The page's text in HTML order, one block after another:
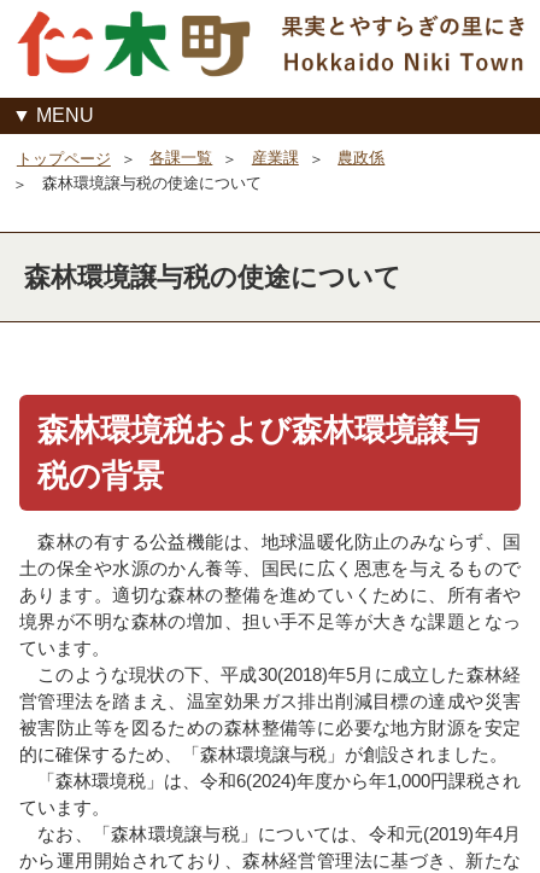
MENU
トップページ 各課一覧 産業課
農政係
森林環境譲与税の使途について
森林環境譲与税の使途について
森林環境税および森林環境譲与
税の背景
森林の有する公益機能は、地球温暖化防止のみならず、国
土の保全や水源のかん養等、国民に広く恩恵を与えるもので
あります。適切な森林の整備を進めていくために、所有者や
境界が不明な森林の増加、担い手不足等が大きな課題となっ
ています。
このような現状の下、平成30(2018)年5月に成立した森林経
営管理法を踏まえ、温室効果ガス排出削減目標の達成や災害
被害防止等を図るための森林整備等に必要な地方財源を安定
的に確保するため、「森林環境譲与税」が創設されました。
「森林環境税」は、令和6(2024)年度から年1,000円課税され
ています。
なお、「森林環境譲与税」については、令和元(2019)年4月
から運用開始されており、森林経営管理法に基づき、新たな